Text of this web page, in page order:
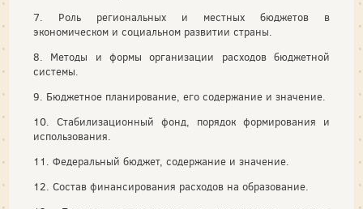
7. Роль региональных и местных бюджетов в
экономическом и социальном развитии страны.
8. Методы и формы организации расходов бюджетной
системы.
9. Бюджетное планирование, его содержание и значение.
10. Стабилизационный фонд, порядок формирования и
использования.
11. Федеральный бюджет, содержание и значение.
12. Состав финансирования расходов на образование.